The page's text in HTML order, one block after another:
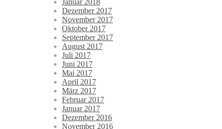
Januar 2018
Dezember 2017
November 2017
Oktober 2017
September 2017
August 2017
Juli 2017
Juni 2017
Mai 2017
April 2017
März 2017
Februar 2017
Januar 2017
Dezember 2016
November 2016